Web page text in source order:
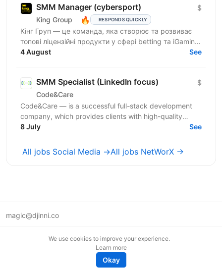
SMM Manager (cybersport)
King Group 🔥 RESPONDS QUICKLY
$
Кінг Груп — це команда, яка створює та розвиває
топові ліцензійні продукти у сфері betting та iGaming.
Наш бренд Betking активно масштабується та
4 August See
SMM Specialist (LinkedIn focus)
Code&Care
$
Code&Care — is a successful full-stack development
company, which provides clients with high-quality
development assistance worldwide. Now our team has
8 July See
All jobs Social Media →All jobs NetWorX →
magic@djinni.co
We use cookies to improve your experience.
Learn more
Okay